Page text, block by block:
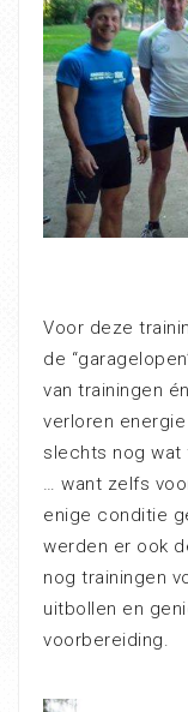
Voor deze
de
van trainingen
verloren
slechts nog wat
… want zelfs
enige conditie
werden er ook
nog trainingen
uitbollen en
voorbereiding.